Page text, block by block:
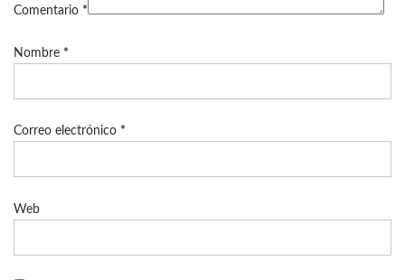
Comentario *
Nombre *
Correo electrónico *
Web